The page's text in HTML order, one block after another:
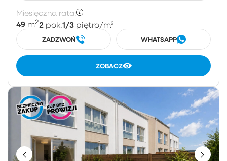
Miesięczna rata:
49 m22 pok.1/3 piętro/m²
ZADZWOŃ WHATSAPP
ZOBACZ